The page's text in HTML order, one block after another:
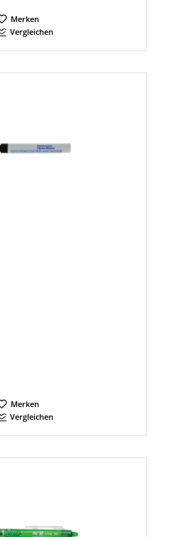
Merken
Vergleichen
Merken
Vergleichen